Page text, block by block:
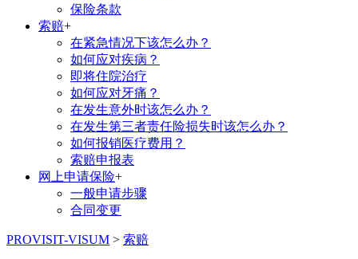
保险条款
索赔+
在紧急情况下该怎么办？
如何应对疾病？
即将住院治疗
如何应对牙痛？
在发生意外时该怎么办？
在发生第三者责任险损失时该怎么办？
如何报销医疗费用？
索赔申报表
网上申请保险+
一般申请步骤
合同变更
PROVISIT-VISUM > 索赔